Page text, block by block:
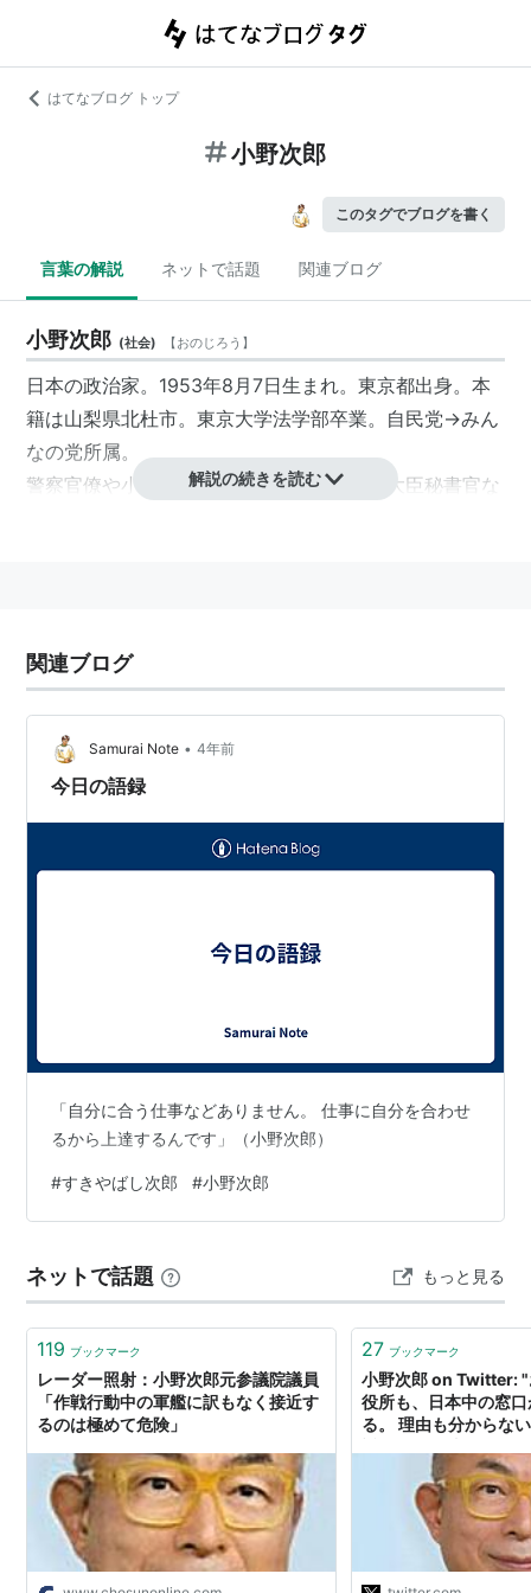
はてなブログ トップ
小野次郎
このタグでブログを書く
言葉の解説 ネットで話題 関連ブログ
小野次郎 (社会) 【おのじろう 】
日本の政治家。1953年8月7日生まれ。東京都出身。本
籍は山梨県北杜市。東京大学法学部卒業。自民党→みん
なの党所属。
警察官僚や小泉純一郎内閣時代の内閣総理大臣秘書官な
小野次郎 (スポーツ) 【おのじろう】
JRA騎手
主な勝ち鞍はアイオーユーのカブトヤマ記念、ディープ
サマーのクリスタルCなど。
乗り鞍こそそんなに多くはないが、人気より上の着順に
来ることも多い。
解説の続きを読む
関連ブログ
Samurai Note • 4年前
今日の語録
「自分に合う仕事などありません。 仕事に自分を合わせ
るから上達するんです」（小野次郎）
#すきやばし次郎 #小野次郎
ネットで話題 もっと見る
119 ブックマーク
レーダー照射：小野次郎元参議院議員
「作戦行動中の軍艦に訳もなく接近す
るのは極めて危険」
27 ブックマーク
小野次郎 on Twitter:
役所も、日本中の窓
る。 理由も分からな
い。 馴染みの相手も
目に入らず声にも応
外国人労働者やロボ
させた方がずっとマ